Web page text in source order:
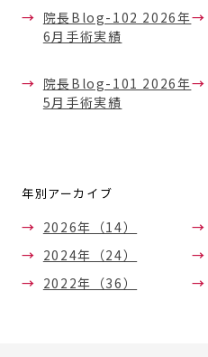
今福鶴見み
クリニック
大阪府大阪市城
院長Blog-102 2026年
6月手術実績
院長Blog-101 2026年
5月手術実績
年別アーカイブ
2026年（14）
2024年（24）
2022年（36）